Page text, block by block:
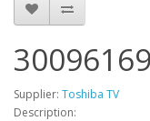
30096169
Supplier: Toshiba TV
Description: